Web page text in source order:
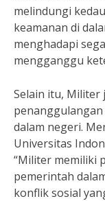
melindungi
keamanan di
menghadapi
mengganggu
Selain itu, Militer
dalam negeri.
Universitas
“Militer memiliki
pemerintah
konflik sosial